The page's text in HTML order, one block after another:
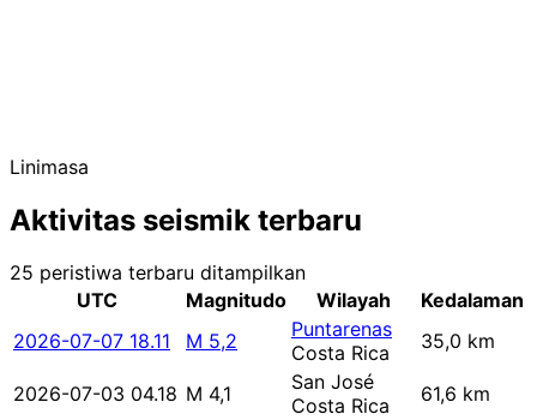
Linimasa
Aktivitas seismik terbaru
25 peristiwa terbaru ditampilkan
UTC
Magnitudo Wilayah
Kedalaman
2026-07-07 18.11
M 5,2
Puntarenas
Costa Rica
35,0 km
2026-07-03 04.18 M 4,1
San José
Costa Rica
61,6 km